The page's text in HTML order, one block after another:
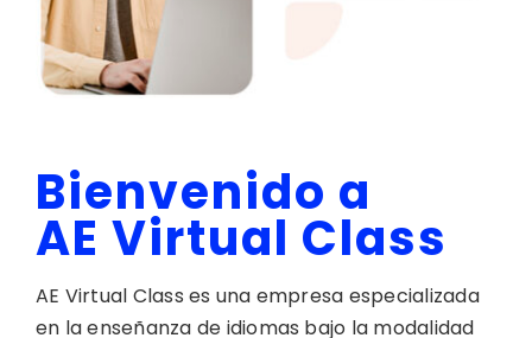
Idiomas
Soporte
Bienvenido a
AE Virtual Class
AE Virtual Class es una empresa especializada
en la enseñanza de idiomas bajo la modalidad